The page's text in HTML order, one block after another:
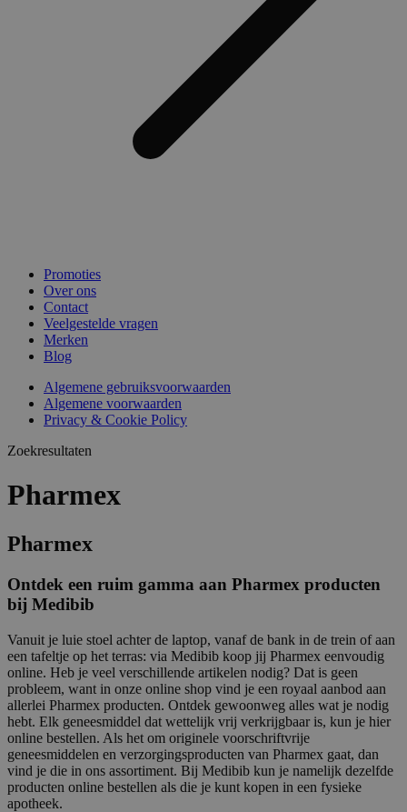
Promoties
Over ons
Contact
Veelgestelde vragen
Merken
Blog
Algemene gebruiksvoorwaarden
Algemene voorwaarden
Privacy & Cookie Policy
Zoekresultaten
Pharmex
Pharmex
Ontdek een ruim gamma aan Pharmex producten
bij Medibib
Vanuit je luie stoel achter de laptop, vanaf de bank in de trein of aan
een tafeltje op het terras: via Medibib koop jij Pharmex eenvoudig
online. Heb je veel verschillende artikelen nodig? Dat is geen
probleem, want in onze online shop vind je een royaal aanbod aan
allerlei Pharmex producten. Ontdek gewoonweg alles wat je nodig
hebt. Elk geneesmiddel dat wettelijk vrij verkrijgbaar is, kun je hier
online bestellen. Als het om originele voorschriftvrije
geneesmiddelen en verzorgingsproducten van Pharmex gaat, dan
vind je die in ons assortiment. Bij Medibib kun je namelijk dezelfde
producten online bestellen als die je kunt kopen in een fysieke
apotheek.